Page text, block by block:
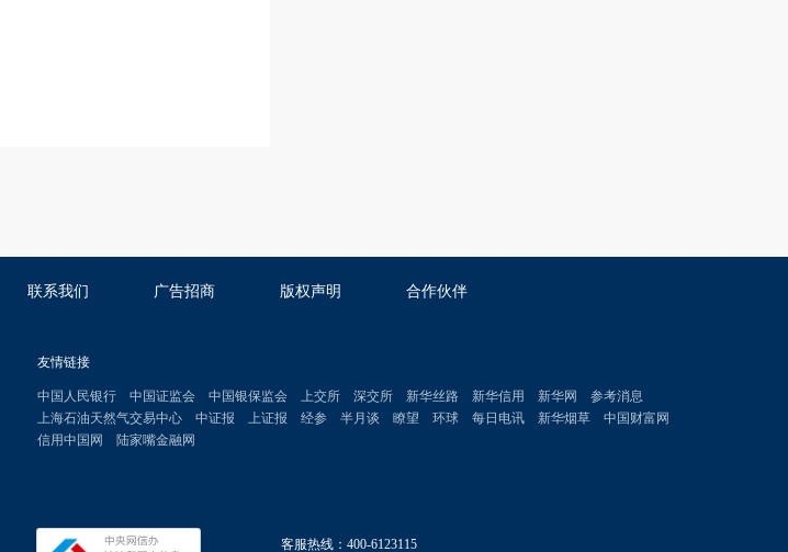
联系我们 广告招商 版权声明 合作伙伴
友情链接
中国人民银行 中国证监会 中国银保监会 上交所 深交所 新华丝路 新华信用 新华网
参考消息
上海石油天然气交易中心
中证报 上证报 经参 半月谈 瞭望 环球 每日电讯 新华烟草
中国财富网
信用中国网
陆家嘴金融网
客服热线：400-6123115